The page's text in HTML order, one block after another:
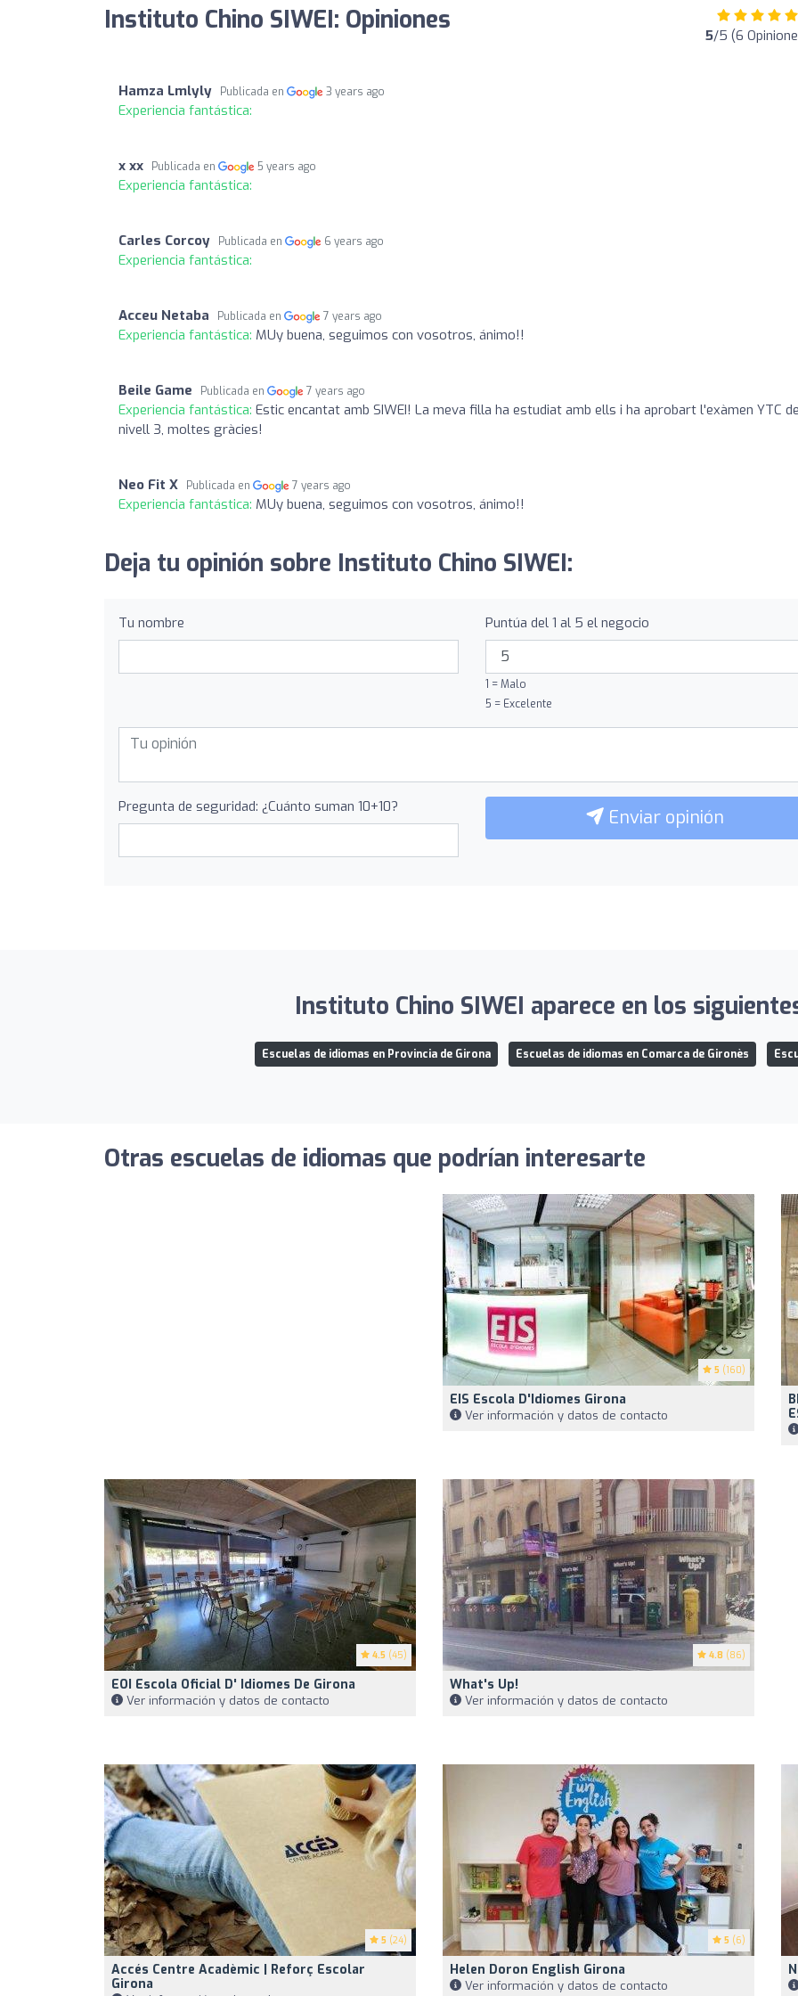
Instituto Chino SIWEI: Opiniones 5/5 (6
Hamza Lmlyly Publicada en 3 years ago
Experiencia fantástica:
x xx Publicada en 5 years ago
Experiencia fantástica:
Carles Corcoy Publicada en 6 years ago
Experiencia fantástica:
Acceu Netaba Publicada en 7 years ago
Experiencia fantástica: MUy buena, seguimos con vosotros, ánimo!!
Beile Game Publicada en 7 years ago
Experiencia fantástica: Estic encantat amb SIWEI! La meva filla ha estudiat amb ells i ha aprobart l'exàmen YTC
nivell 3, moltes gràcies!
Neo Fit X Publicada en 7 years ago
Experiencia fantástica: MUy buena, seguimos con vosotros, ánimo!!
Deja tu opinión sobre Instituto Chino SIWEI:
Tu nombre Puntúa del 1 al 5 el negocio
1 = Malo
5 = Excelente
Pregunta de seguridad: ¿Cuánto suman 10+10? Enviar opinión
Instituto Chino SIWEI aparece en los
Escuelas de idiomas en Provincia de Girona Escuelas de idiomas en Comarca de Gironès
Otras escuelas de idiomas que podrían interesarte
5 (160)
EIS Escola D'Idiomes Girona
Ver información y datos de contacto
4.5 (45)
EOI Escola Oficial D' Idiomes De Girona
Ver información y datos de contacto
4.8 (86)
What's Up!
Ver información y datos de contacto
5 (24)
Accés Centre Acadèmic | Reforç Escolar
Girona
5 (6)
Helen Doron English Girona
Ver información y datos de contacto